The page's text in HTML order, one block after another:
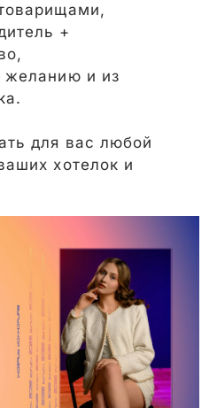
+
желанию и из
для вас любой
хотелок и